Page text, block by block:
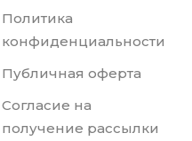
Политика
конфиденциальности
Публичная оферта
Согласие на
получение рассылки